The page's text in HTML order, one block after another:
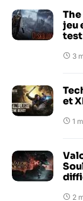
jeu
test
3
et
1
2